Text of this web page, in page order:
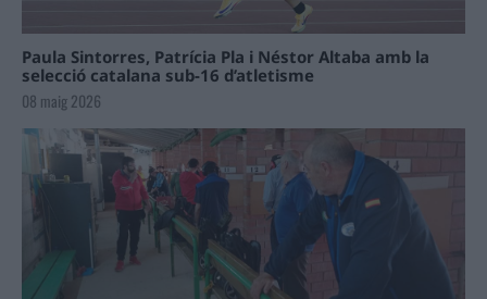
Paula Sintorres, Patrícia Pla i Néstor Altaba amb la
selecció catalana sub-16 d’atletisme
08 maig 2026